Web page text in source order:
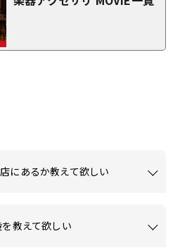
にあるか教えて欲しい
教えて欲しい